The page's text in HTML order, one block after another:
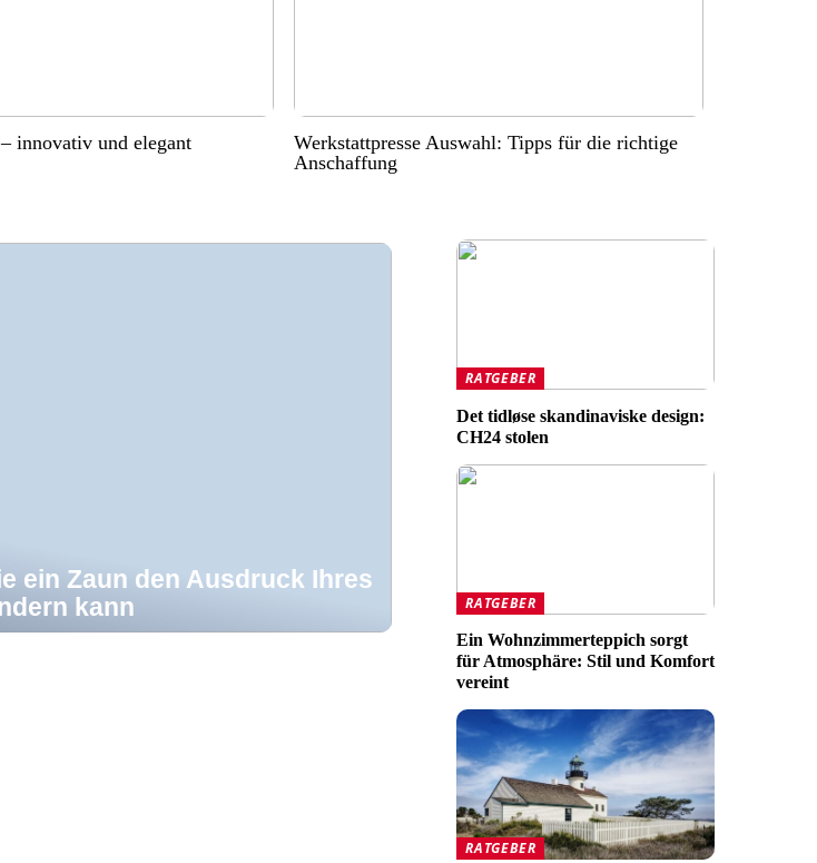
innovativ und elegant
Werkstattpresse Auswahl: Tipps für die richtige
Anschaffung
ein Zaun den Ausdruck Ihres
kann
RATGEBER
Det tidløse skandinaviske design:
CH24 stolen
RATGEBER
Ein Wohnzimmerteppich sorgt
für Atmosphäre: Stil und Komfort
vereint
RATGEBER